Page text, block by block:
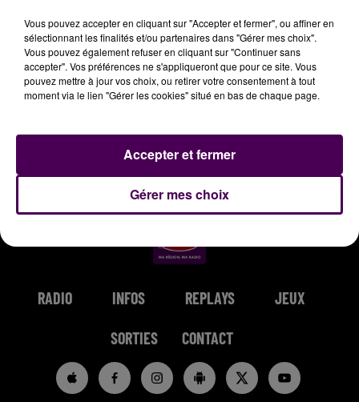
0h29
0h29
JEREMY FREROT
0h25
0h25
SHAKAPONK
I'm Picky
(unplugged)
0h23
0h23
RIVIERA
RADIO INFOS REPLAYS JEUX
SORTIES CONTACT
Vous pouvez accepter en cliquant sur "Accepter et fermer", ou affiner en
sélectionnant les finalités et/ou partenaires dans "Gérer mes choix".
Vous pouvez également refuser en cliquant sur "Continuer sans
accepter". Vos préférences ne s'appliqueront que pour ce site. Vous
pouvez mettre à jour vos choix, ou retirer votre consentement à tout
moment via le lien "Gérer les cookies" situé en bas de chaque page.
Gérer mes choix
Accepter et fermer